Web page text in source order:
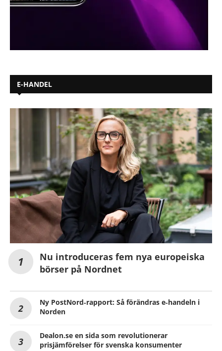
E-HANDEL
Nu introduceras fem nya europeiska
börser på Nordnet
Ny PostNord‑rapport: Så förändras e‑handeln i
Norden
Dealon.se en sida som revolutionerar
prisjämförelser för svenska konsumenter